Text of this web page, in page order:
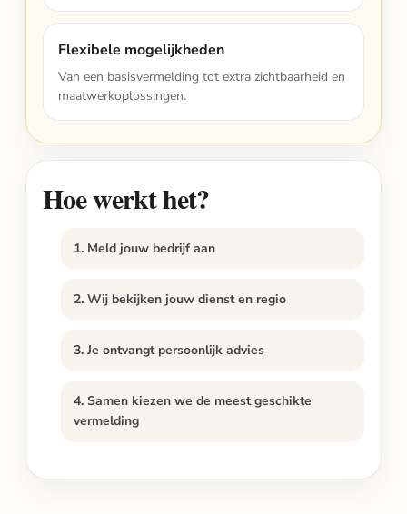
Flexibele mogelijkheden
Van een basisvermelding tot extra zichtbaarheid en
maatwerkoplossingen.
Hoe werkt het?
1. Meld jouw bedrijf aan
2. Wij bekijken jouw dienst en regio
3. Je ontvangt persoonlijk advies
4. Samen kiezen we de meest geschikte
vermelding